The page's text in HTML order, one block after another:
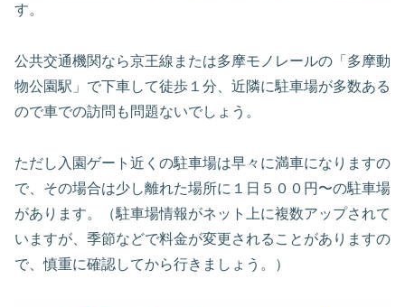
す。
公共交通機関なら京王線または多摩モノレールの「多摩動
物公園駅」で下車して徒歩１分、近隣に駐車場が多数ある
ので車での訪問も問題ないでしょう。
ただし入園ゲート近くの駐車場は早々に満車になりますの
で、その場合は少し離れた場所に１日５００円〜の駐車場
があります。（駐車場情報がネット上に複数アップされて
いますが、季節などで料金が変更されることがありますの
で、慎重に確認してから行きましょう。）